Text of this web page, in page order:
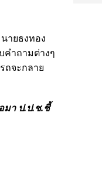
ายธงทอง
คำถามต่างๆ
ถจะกลาย
มา ป.ป.ช.ชี้